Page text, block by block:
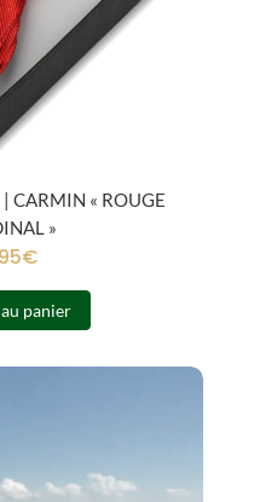
CARMIN « ROUGE
»
€
panier